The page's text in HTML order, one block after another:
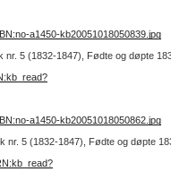
a1450-kb20051018050839.jpg
nr. 5 (1832-1847), Fødte og døpte
a1450-kb20051018050862.jpg
nr. 5 (1832-1847), Fødte og døpte